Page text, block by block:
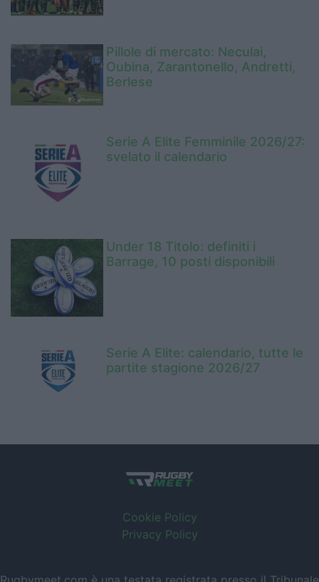
Pillole di mercato: Neculai,
Oubina, Zarantonello, Andretti,
Berlese
Serie A Elite Femminile 2026/27:
svelato il calendario
Under 18 Titolo: definiti i
Barrage, 10 posti disponibili
Serie A Elite: calendario, tutte le
partite stagione 2026/27
Cookie Policy
Privacy Policy